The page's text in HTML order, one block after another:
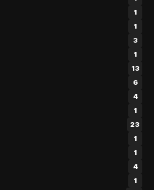
1
1
3
1
13
6
4
1
23
1
1
4
1